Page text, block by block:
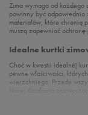
Zima wymaga od każdego
powinny być odpowiednio
materiałów, które chronią
muszą zapewniać
Idealne kurtki
Choć w kwestii idealnej
pewne właściwości,
wierzchniego. Przede